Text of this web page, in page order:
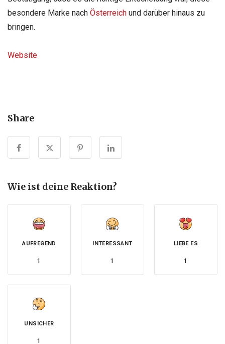
besondere Marke nach Österreich und darüber hinaus zu
bringen.
Website
Share
Wie ist deine Reaktion?
AUFREGEND
1
INTERESSANT
1
LIEBE ES
1
UNSICHER
1